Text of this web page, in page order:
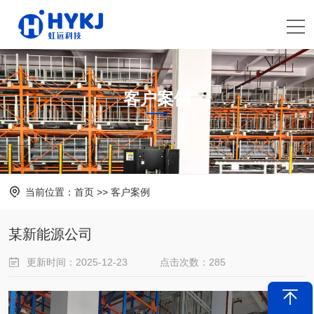
客户案例
当前位置： 首页 >> 客户案例
某新能源公司
更新时间：2025-12-23 点击次数：285